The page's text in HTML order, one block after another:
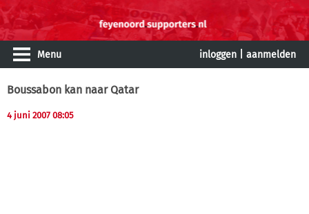
Menu inloggen aanmelden
Boussabon kan naar Qatar
4 juni 2007 08:05